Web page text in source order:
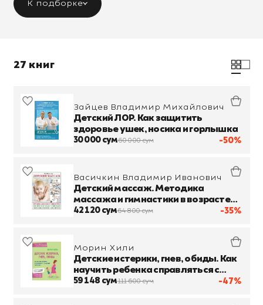
К подборке
27 книг
-50%
Зайцев Владимир Михайлович
Детский ЛОР. Как защитить
здоровье ушек, носика и горлышка
30 000 сум60 000 сум
-35%
Васичкин Владимир Иванович
Детский массаж. Методика
массажа и гимнастики в возрасте
от 0,5 до 12 месяцев
42 120 сум64 800 сум
-47%
Морин Хили
Детские истерики, гнев, обиды. Как
научить ребенка справляться с
сильными эмоциями
59 148 сум111 600 сум